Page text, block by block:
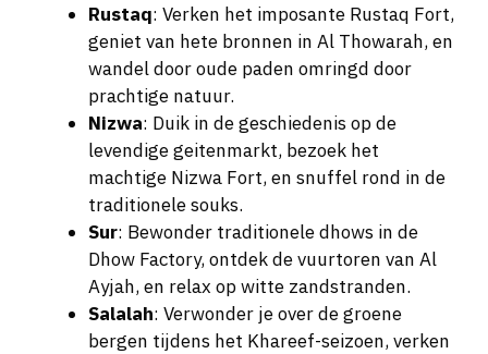
Rustaq: Verken het imposante Rustaq Fort,
geniet van hete bronnen in Al Thowarah, en
wandel door oude paden omringd door
prachtige natuur.
Nizwa: Duik in de geschiedenis op de
levendige geitenmarkt, bezoek het
machtige Nizwa Fort, en snuffel rond in de
traditionele souks.
Sur: Bewonder traditionele dhows in de
Dhow Factory, ontdek de vuurtoren van Al
Ayjah, en relax op witte zandstranden.
Salalah: Verwonder je over de groene
bergen tijdens het Khareef-seizoen, verken